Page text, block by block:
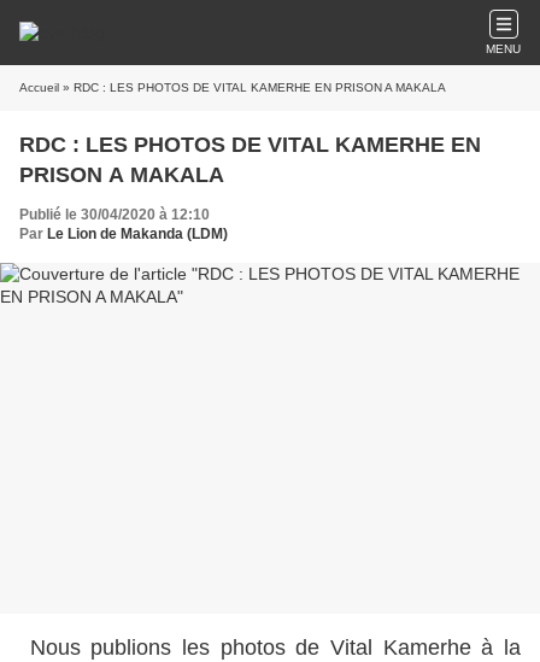
MENU
Accueil » RDC : LES PHOTOS DE VITAL KAMERHE EN PRISON A MAKALA
RDC : LES PHOTOS DE VITAL KAMERHE EN
PRISON A MAKALA
Publié le 30/04/2020 à 12:10
Par Le Lion de Makanda (LDM)
Nous publions les photos de Vital Kamerhe à la